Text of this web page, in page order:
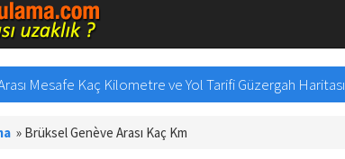
Mesafe Kaç Kilometre ve Yol Tarifi Güzergah Haritası
» Brüksel Genève Arası Kaç Km